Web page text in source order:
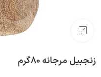
بزرگنمایی تصویر
زنجبیل مرجانه 80گرم